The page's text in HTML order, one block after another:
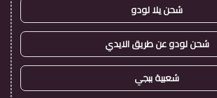
شحن يلا لودو
شحن لودو عن طريق الايدي
شعبية ببجي